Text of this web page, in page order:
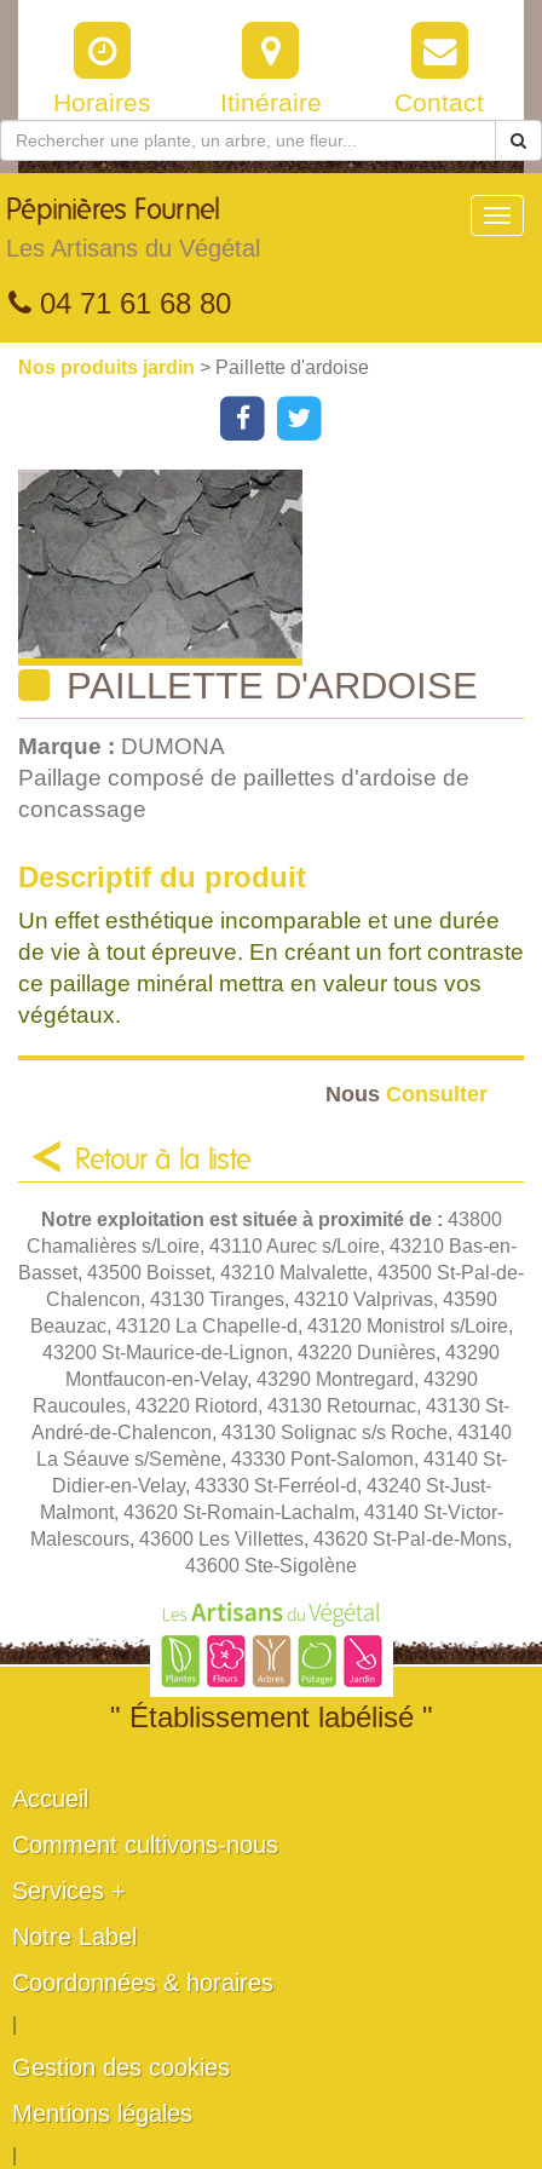
Horaires Itinéraire Contact
Pépinières Fournel
Les Artisans du Végétal
04 71 61 68 80
Nos produits jardin > Paillette d'ardoise
PAILLETTE D'ARDOISE
Marque : DUMONA
Paillage composé de paillettes d'ardoise de
concassage
Descriptif du produit
Un effet esthétique incomparable et une durée
de vie à tout épreuve. En créant un fort contraste
ce paillage minéral mettra en valeur tous vos
végétaux.
Nous Consulter
Retour à la liste
Notre exploitation est située à proximité de : 43800
Chamalières s/Loire, 43110 Aurec s/Loire, 43210 Bas-en-
Basset, 43500 Boisset, 43210 Malvalette, 43500 St-Pal-de-
Chalencon, 43130 Tiranges, 43210 Valprivas, 43590
Beauzac, 43120 La Chapelle-d, 43120 Monistrol s/Loire,
43200 St-Maurice-de-Lignon, 43220 Dunières, 43290
Montfaucon-en-Velay, 43290 Montregard, 43290
Raucoules, 43220 Riotord, 43130 Retournac, 43130 St-
André-de-Chalencon, 43130 Solignac s/s Roche, 43140
La Séauve s/Semène, 43330 Pont-Salomon, 43140 St-
Didier-en-Velay, 43330 St-Ferréol-d, 43240 St-Just-
Malmont, 43620 St-Romain-Lachalm, 43140 St-Victor-
Malescours, 43600 Les Villettes, 43620 St-Pal-de-Mons,
43600 Ste-Sigolène
" Établissement labélisé "
Accueil
Comment cultivons-nous
Services +
Notre Label
Coordonnées & horaires
Gestion des cookies
Mentions légales